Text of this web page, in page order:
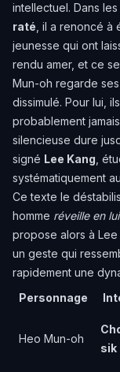
intellectuel. Dans
raté , il a renoncé
jeunesse qui ont
rendu amer, et ce
Mun-oh regarde
dissimulé. Pour lui,
probablement
silencieuse dure
signé Lee Kang ,
systématiquement
Ce texte le
homme réveille en
propose alors à
un geste qui
rapidement une
Personnage
Heo Mun-oh
sik